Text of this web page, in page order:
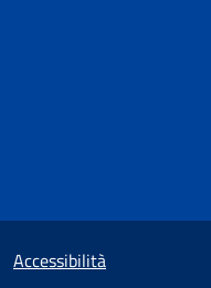
Small prints
Useful links
Accessibilità